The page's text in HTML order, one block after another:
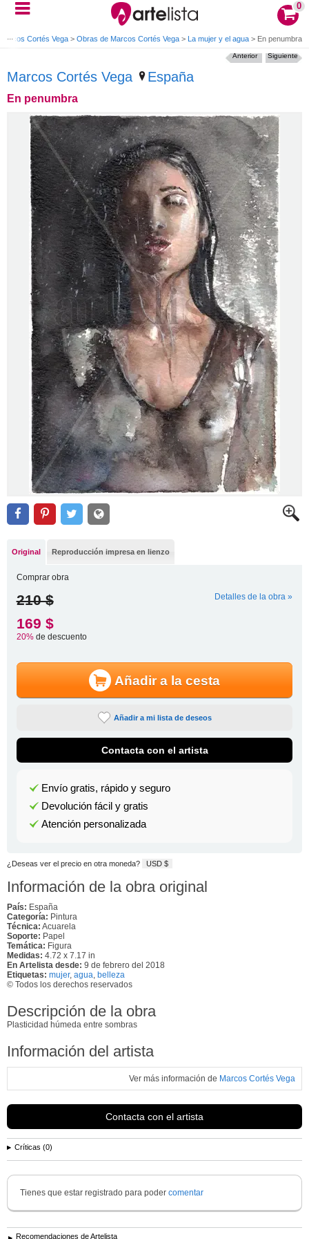
0
Marcos Cortés Vega > Obras de Marcos Cortés Vega > La mujer y el agua > En penumbra
Marcos Cortés Vega España
En penumbra
Siguiente
Anterior
Original Reproducción impresa en lienzo
Comprar obra
210 $ Detalles de la obra »
169 $
20%de descuento
Añadir a la cesta
Añadir a mi lista de deseos
Contacta con el artista
Envío gratis, rápido y seguro
Devolución fácil y gratis
Atención personalizada
¿Deseas ver el precio en otra moneda? USD $
Información de la obra original
País: España
Categoría: Pintura
Técnica: Acuarela
Soporte: Papel
Temática: Figura
Medidas: 4.72 x 7.17 in
En Artelista desde: 9 de febrero del 2018
Etiquetas: mujer, agua, belleza
© Todos los derechos reservados
Descripción de la obra
Plasticidad húmeda entre sombras
Información del artista
Ver más información de Marcos Cortés Vega
Contacta con el artista
Críticas (0)
Tienes que estar registrado para poder comentar
Recomendaciones de Artelista